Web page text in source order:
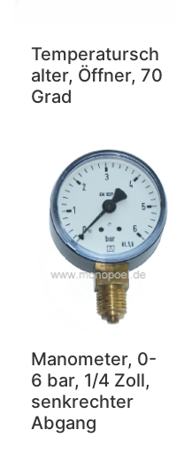
Temperatursch
alter, Öffner, 70
Grad
Manometer, 0-
6 bar, 1/4 Zoll,
senkrechter
Abgang